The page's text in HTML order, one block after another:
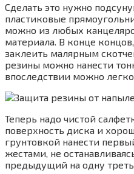
Сделать это нужно
пластиковые
можно из любых
материала. В конце
заклеить малярным
резины можно нанести
впоследствии можно
Теперь надо чистой
поверхность диска и
грунтовкой нанести
жестами, не
предыдущий на одну треть.